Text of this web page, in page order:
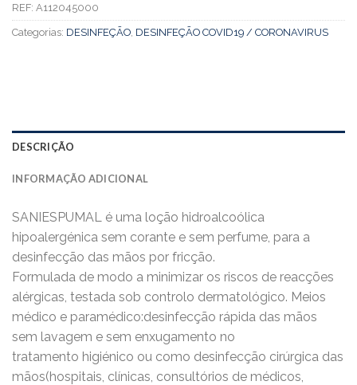
REF: A112045000
Categorias: DESINFEÇÃO DESINFEÇÃO COVID19 / CORONAVIRUS
DESCRIÇÃO
INFORMAÇÃO ADICIONAL
SANIESPUMAL é uma loção hidroalcoólica
hipoalergénica sem corante e sem perfume, para a
desinfecção das mãos por fricção.
Formulada de modo a minimizar os riscos de reacções
alérgicas, testada sob controlo dermatológico. Meios
médico e paramédico:desinfecção rápida das mãos
sem lavagem e sem enxugamento no
tratamento higiénico ou como desinfecção cirúrgica das
mãos(hospitais, clínicas, consultórios de médicos,